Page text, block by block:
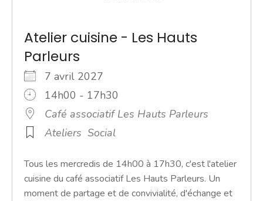
Atelier cuisine - Les Hauts
Parleurs
7 avril 2027
14h00 - 17h30
Café associatif Les Hauts Parleurs
Ateliers Social
Tous les mercredis de 14h00 à 17h30, c'est l'atelier
cuisine du café associatif Les Hauts Parleurs. Un
moment de partage et de convivialité, d'échange et